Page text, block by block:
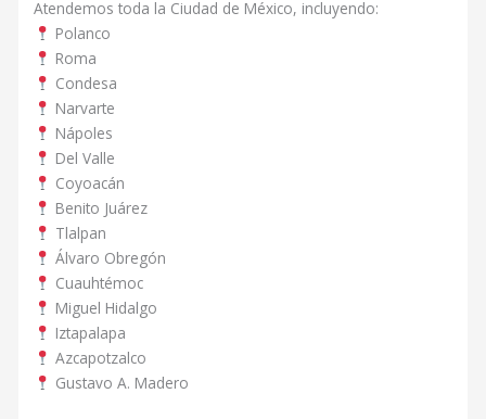
Atendemos toda la Ciudad de México, incluyendo:
Polanco
Roma
Condesa
Narvarte
Nápoles
Del Valle
Coyoacán
Benito Juárez
Tlalpan
Álvaro Obregón
Cuauhtémoc
Miguel Hidalgo
Iztapalapa
Azcapotzalco
Gustavo A. Madero